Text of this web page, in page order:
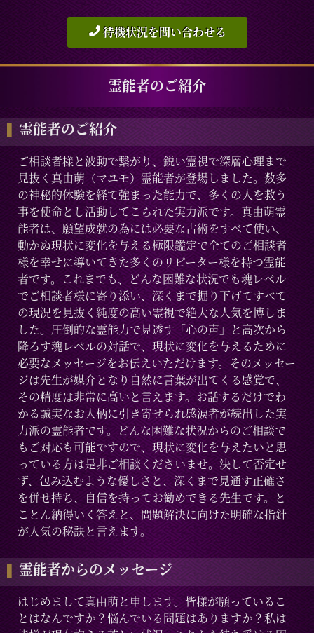
待機状況を問い合わせる
霊能者のご紹介
霊能者のご紹介
ご相談者様と波動で繋がり、鋭い霊視で深層心理まで
見抜く真由萌（マユモ）霊能者が登場しました。数多
の神秘的体験を経て強まった能力で、多くの人を救う
事を使命とし活動してこられた実力派です。真由萌霊
能者は、願望成就の為には必要な占術をすべて使い、
動かぬ現状に変化を与える極限鑑定で全てのご相談者
様を幸せに導いてきた多くのリピーター様を持つ霊能
者です。これまでも、どんな困難な状況でも魂レベル
でご相談者様に寄り添い、深くまで掘り下げてすべて
の現況を見抜く純度の高い霊視で絶大な人気を博しま
した。圧倒的な霊能力で見透す「心の声」と高次から
降ろす魂レベルの対話で、現状に変化を与えるために
必要なメッセージをお伝えいただけます。そのメッセー
ジは先生が媒介となり自然に言葉が出てくる感覚で、
その精度は非常に高いと言えます。お話するだけでわ
かる誠実なお人柄に引き寄せられ感涙者が続出した実
力派の霊能者です。どんな困難な状況からのご相談で
もご対応も可能ですので、現状に変化を与えたいと思
っている方は是非ご相談くださいませ。決して否定せ
ず、包み込むような優しさと、深くまで見通す正確さ
を併せ持ち、自信を持ってお勧めできる先生です。と
ことん納得いく答えと、問題解決に向けた明確な指針
が人気の秘訣と言えます。
霊能者からのメッセージ
はじめまして真由萌と申します。皆様が願っているこ
とはなんですか？悩んでいる問題はありますか？私は